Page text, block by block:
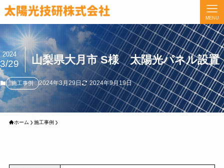
MENU
山梨県大月市 S様 太陽光パネル設置
2024
3/29
施工事例 2024年3月29日 2024年9月19日
ホーム 施工事例